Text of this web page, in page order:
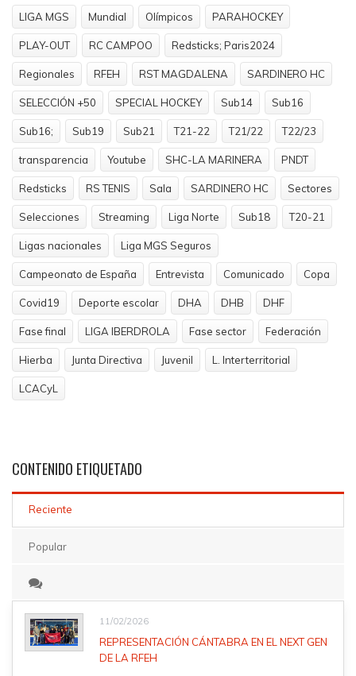
LIGA MGS Mundial Olímpicos PARAHOCKEY
PLAY-OUT RC CAMPOO Redsticks; Paris2024
Regionales RFEH RST MAGDALENA SARDINERO HC
SELECCIÓN +50 SPECIAL HOCKEY Sub14 Sub16
Sub16; Sub19 Sub21 T21-22 T21/22 T22/23
transparencia Youtube SHC-LA MARINERA PNDT
Redsticks RS TENIS Sala SARDINERO HC Sectores
Selecciones Streaming Liga Norte Sub18 T20-21
Ligas nacionales Liga MGS Seguros
Campeonato de España Entrevista Comunicado Copa
Covid19 Deporte escolar DHA DHB DHF
Fase final LIGA IBERDROLA Fase sector Federación
Hierba Junta Directiva Juvenil L. Interterritorial
LCACyL
CONTENIDO ETIQUETADO
Reciente
Popular
11/02/2026
REPRESENTACIÓN CÁNTABRA EN EL NEXT GEN
DE LA RFEH